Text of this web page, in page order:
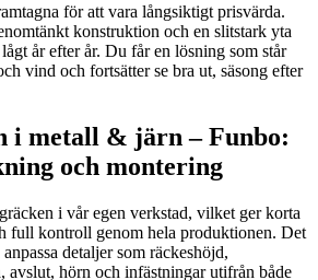
för att vara långsiktigt prisvärda.
konstruktion och en slitstark yta
år efter år. Du får en lösning som står
vind och fortsätter se bra ut, säsong efter
i metall & järn – Funbo:
och montering
i vår egen verkstad, vilket ger korta
full kontroll genom hela produktionen. Det
detaljer som räckeshöjd,
avslut, hörn och infästningar utifrån både